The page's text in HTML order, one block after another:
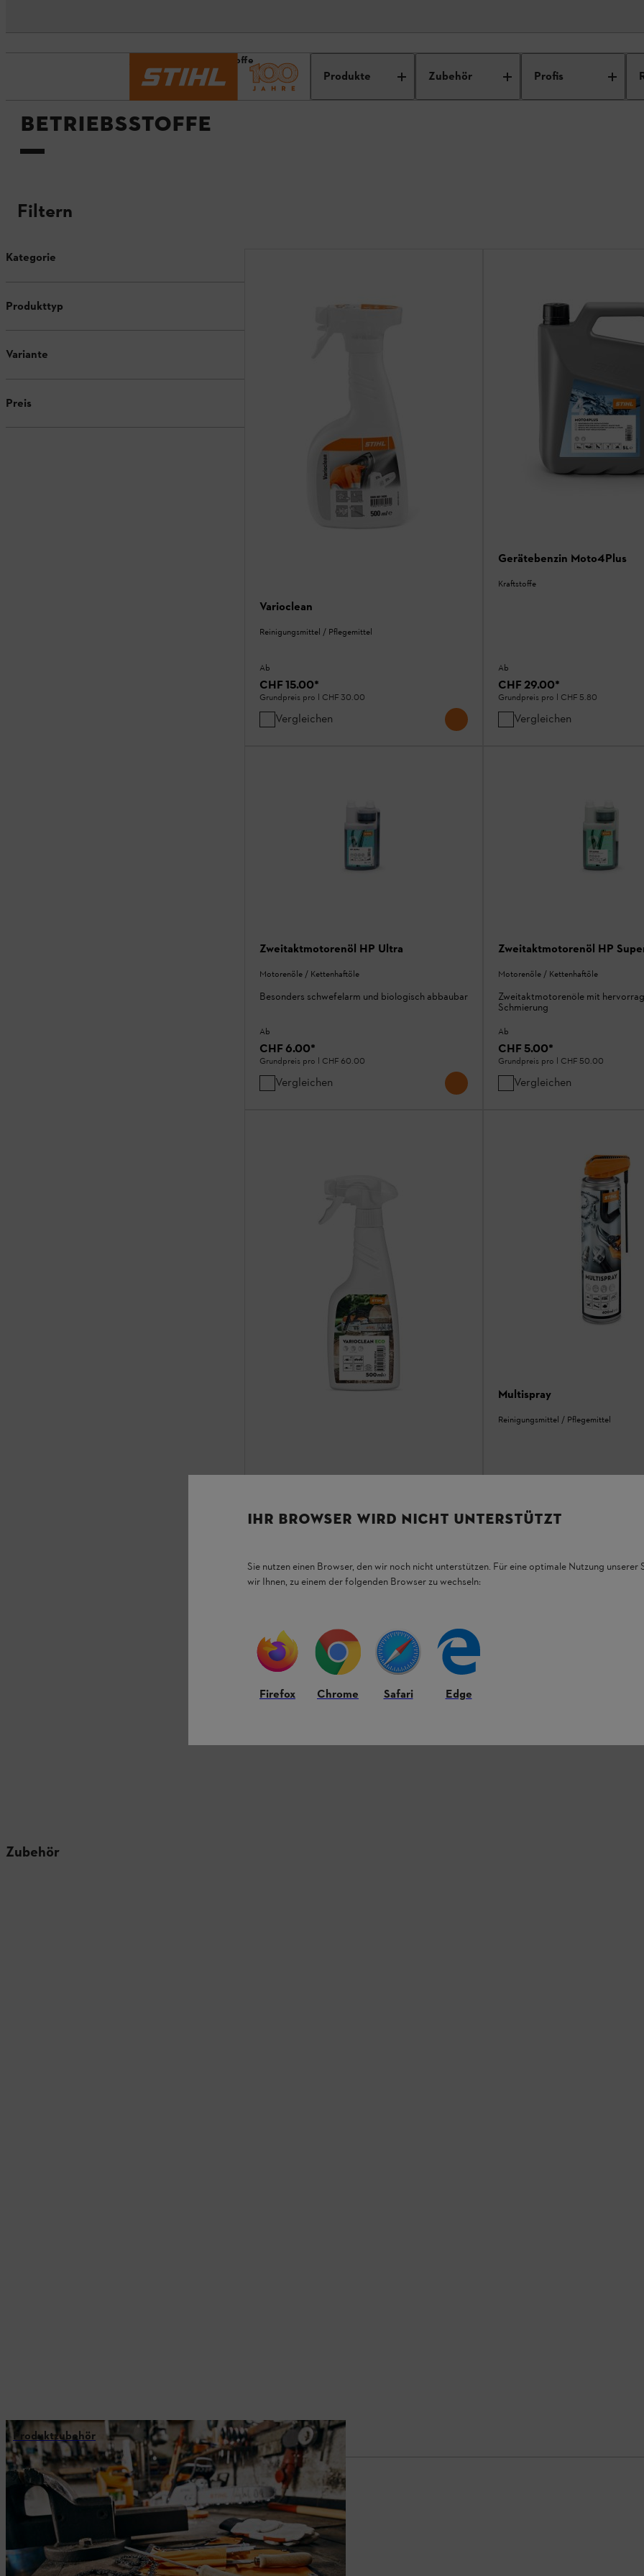
Produkte Zubehör Profis
Betriebsstoffe
BETRIEBSSTOFFE
Filtern
Kategorie
Produkttyp
Variante
Preis
Varioclean
Reinigungsmittel / Pflegemittel
Ab
CHF 15.00*
Grundpreis pro l CHF 30.00
Vergleichen
Gerätebenzin Moto4Plus
Kraftstoffe
Ab
CHF 29.00*
Grundpreis pro l CHF 5.80
Vergleichen
Zweitaktmotorenöl HP Ultra
Motorenöle / Kettenhaftöle
Besonders schwefelarm und biologisch abbaubar
Ab
CHF 6.00*
Grundpreis pro l CHF 60.00
Vergleichen
Zweitaktmotorenöl HP
Motorenöle / Kettenhaftöle
Zweitaktmotorenöle mit
Schmierung
Ab
CHF 5.00*
Grundpreis pro l CHF 50.00
Vergleichen
Reinigungsmittel / Pflegemittel
Grundpreis pro lCHF 34.00
Vergleichen
Multispray
Reinigungsmittel / Pflegemittel
Grundpreis pro l CHF 37.50
Zubehör
Produktzubehör
IHR BROWSER WIRD NICHT UNTERSTÜTZT
Sie nutzen einen Browser, den wir noch nicht unterstützen. Für eine optimale Nutzung unserer
wir Ihnen, zu einem der folgenden Browser zu wechseln:
Firefox Chrome Safari Edge